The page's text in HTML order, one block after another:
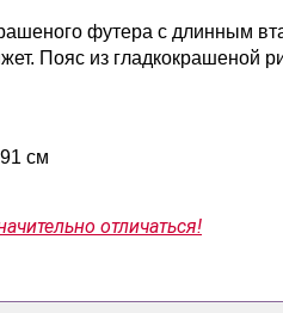
футера с длинным
Пояс из гладкокрашеной
см
отличаться!